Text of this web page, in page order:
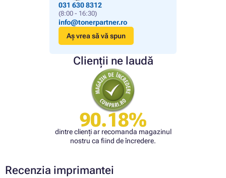
031 630 8312
(8:00 - 16:30)
info@tonerpartner.ro
Aș vrea să vă spun
Clienții ne laudă
90.18%
dintre clienți ar recomanda magazinul
nostru ca fiind de încredere.
Recenzia imprimantei